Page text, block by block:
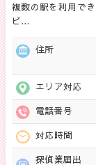
複数の駅を利用で
ビ…
住所
エリア対応
電話番号
対応時間
探偵業届出